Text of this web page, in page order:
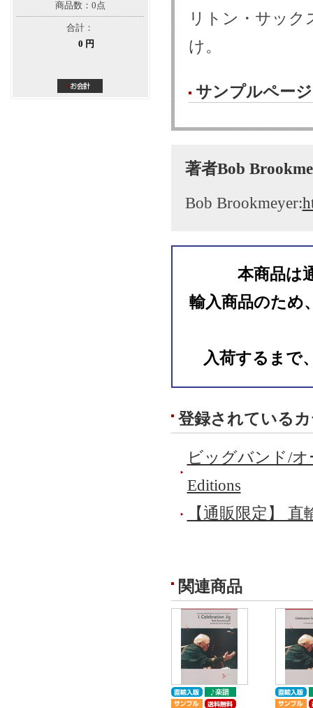
商品数：0点
合計：
0 円
リトン・サック
け。
サンプルページ
著者Bob
Bob Brookmeyer:
本商品は
輸入商品のため
入荷するまで
登録されている
ビッグバンド/
Editions
【通販限定】 直
関連商品